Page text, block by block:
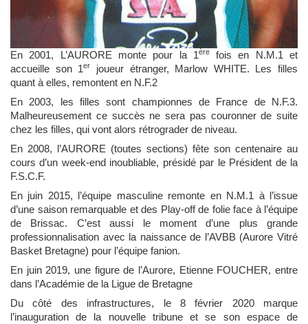
En 2001, L’AURORE monte pour la 1èrefois en N.M.1 et
accueille son 1er joueur étranger, Marlow WHITE.
Les filles
quant à elles, remontent en N.F.2
En 2003, les filles sont championnes de France de N.F.3.
Malheureusement ce succès ne sera pas couronner de suite
chez les filles, qui vont alors rétrograder de niveau.
En 2008, l’AURORE (toutes sections) fête son centenaire au
cours d’un week-end inoubliable, présidé par le Président de la
F.S.C.F.
En juin 2015, l’équipe masculine remonte en N.M.1 à l’issue
d’une saison remarquable et des Play-off de folie face à l’équipe
de Brissac. C’est aussi le moment d’une plus grande
professionnalisation avec la naissance de l’AVBB (Aurore Vitré
Basket Bretagne) pour l’équipe fanion.
En juin 2019, une figure de l’Aurore, Etienne FOUCHER, entre
dans l’Académie de la Ligue de Bretagne
Du côté des infrastructures, le 8 février 2020 marque
l’inauguration de la nouvelle tribune et se son espace de